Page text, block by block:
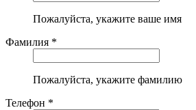
Пожалуйста, укажите ваше имя
Фамилия *
Пожалуйста, укажите фамилию
Телефон *